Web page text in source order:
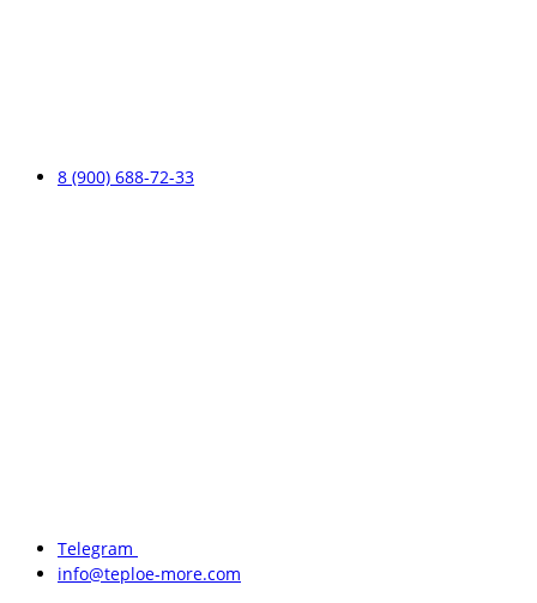
8 (900) 688-72-33
Telegram
info@teploe-more.com